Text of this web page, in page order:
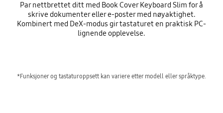
Par nettbrettet ditt med Book Cover Keyboard Slim for å
skrive dokumenter eller e-poster med nøyaktighet.
Kombinert med DeX-modus gir tastaturet en praktisk PC-
lignende opplevelse.
*Funksjoner og tastaturoppsett kan variere etter modell eller språktype.